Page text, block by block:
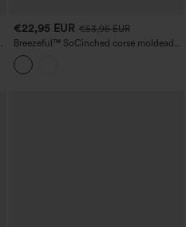
€22,95 EUR €53,95 EUR
Breezeful™ SoCinched corsé moldeador
con control abdominal 2 en 1 con
bolsillos, transpirable y de secado
rápido, mono para tenis